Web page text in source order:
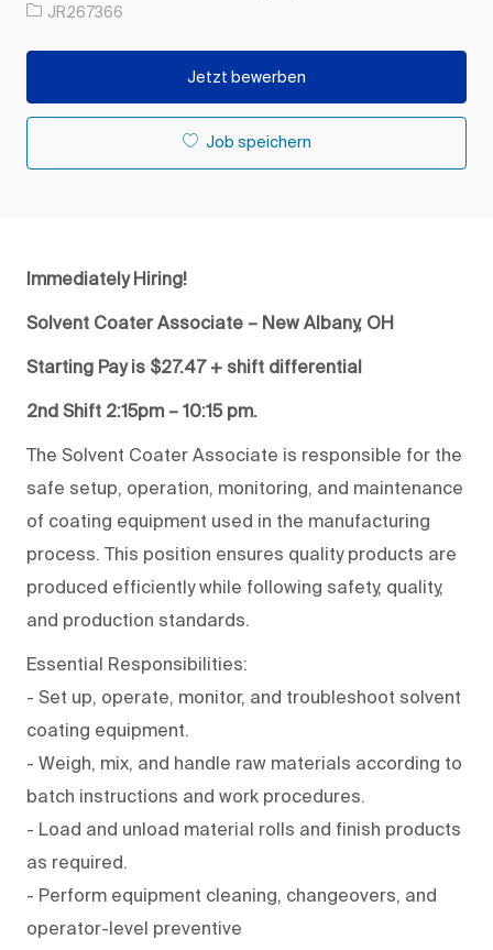
Auftrags-ID
JR267366
Jetzt bewerben
Job speichern
Immediately Hiring!
Solvent Coater Associate – New Albany, OH
Starting Pay is $27.47 + shift differential
2nd Shift 2:15pm – 10:15 pm.
The Solvent Coater Associate is responsible for the
safe setup, operation, monitoring, and maintenance
of coating equipment used in the manufacturing
process. This position ensures quality products are
produced efficiently while following safety, quality,
and production standards.
Essential Responsibilities:
- Set up, operate, monitor, and troubleshoot solvent
coating equipment.
- Weigh, mix, and handle raw materials according to
batch instructions and work procedures.
- Load and unload material rolls and finish products
as required.
- Perform equipment cleaning, changeovers, and
operator-level preventive